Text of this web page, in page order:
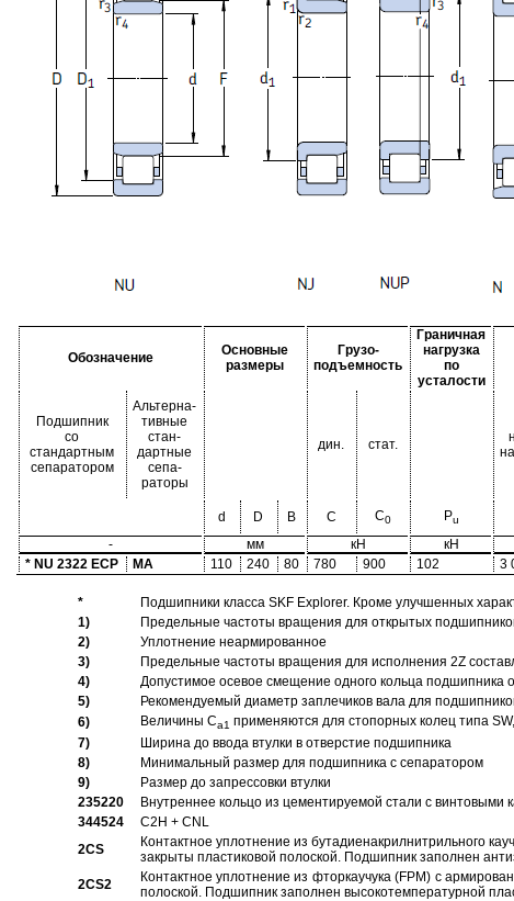
Обозначение
Основные
размеры
Грузо-
подъемность
Граничная
нагрузка
по
усталости
Подшипник
со
стандартным
сепаратором
Альтерна-
тивные
стан-
дартные
сепа-
раторы
дин. стат.
d D B C C0 Pu
-
мм кН кН
* NU 2322 ECP
MA 110 240 80 780 900 102 3
*
Подшипники класса SKF Explorer. Кроме улучшенных
1)
Предельные частоты вращения для открытых
2)
Уплотнение неармированное
3)
Предельные частоты вращения для исполнения 2Z
4)
Допустимое осевое смещение одного кольца подшипника
5)
Рекомендуемый диаметр заплечиков вала для
6)
Величины Ca1 применяются для стопорных колец типа
7)
Ширина до ввода втулки в отверстие подшипника
8)
Минимальный размер для подшипника с сепаратором
9)
Размер до запрессовки втулки
235220
Внутреннее кольцо из цементируемой стали с винтовыми
344524
C2H + CNL
2CS
Контактное уплотнение из бутадиенакрилнитрильного
закрыты пластиковой полоской. Подшипник заполнен
2CS2
Контактное уплотнение из фторкаучука (FPM) с
полоской. Подшипник заполнен высокотемпературной